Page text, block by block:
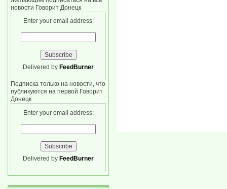
новости Говорит Донецк
Enter your email address:
Delivered by FeedBurner
Подписка только на новости, что
публикуются на первой Говорит
Донецк
Enter your email address:
Delivered by FeedBurner